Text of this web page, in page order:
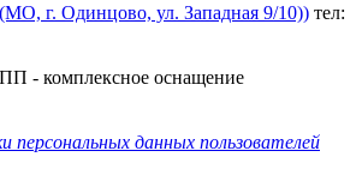
г. Одинцово, ул. Западная 9/10)) тел:
- комплексное оснащение
персональных данных пользователей